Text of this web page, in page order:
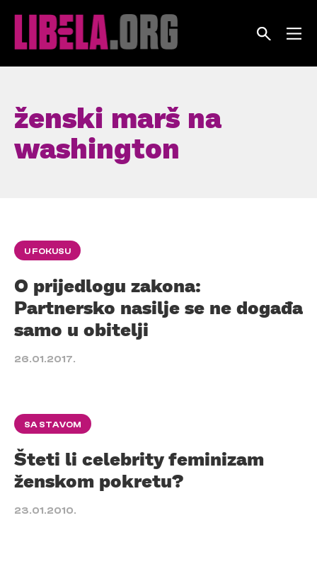
ženski marš na
washington
U FOKUSU
O prijedlogu zakona:
Partnersko nasilje se ne događa
samo u obitelji
26.01.2017.
SA STAVOM
Šteti li celebrity feminizam
ženskom pokretu?
23.01.2010.